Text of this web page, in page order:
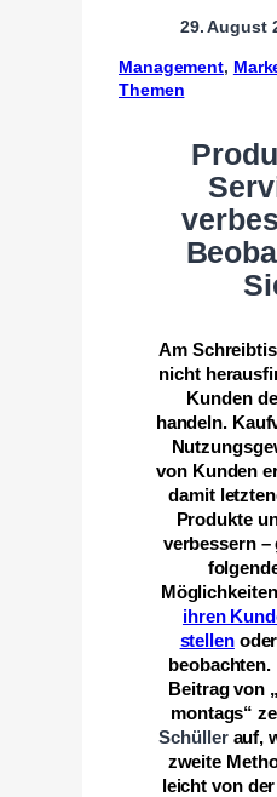
29. August
Management,
Themen
Am
nicht
Kunden
handeln.
von Kunden
damit
Produkte
verbessern –
ihren
stellen
Beitrag von
montags“
Schüller auf,
zweite
leicht von